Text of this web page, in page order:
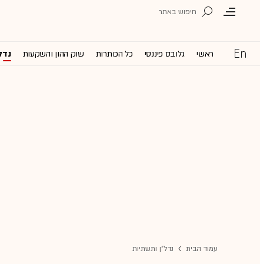
ראשי גלובס פיננסי כל הכותרות שוק ההון והשקעות
עמוד הבית נדל"ן ותשתיות